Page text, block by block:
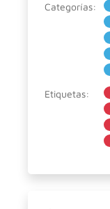
Categorías:
Etiquetas: